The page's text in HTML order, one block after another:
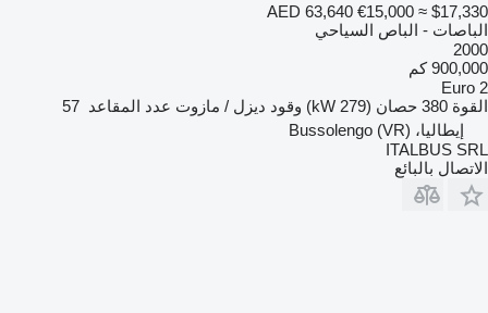
AED 63,640 €15,000 ≈ $17,330
الباصات - الباص السياحي
2000
900,000 كم
Euro 2
القوة 380 حصان (279 kW) وقود ديزل / مازوت عدد المقاعد 57
إيطاليا، Bussolengo (VR)
ITALBUS SRL
الاتصال بالبائع